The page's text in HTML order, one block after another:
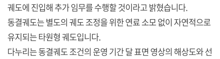
궤도에 진입해 추가 임무를 수행할 것이라고 밝혔습니다.
동결궤도는 별도의 궤도 조정을 위한 연료 소모 없이 자연적으로
유지되는 타원형 궤도입니다.
다누리는 동결궤도 조건의 운영 기간 달 표면 영상의 해상도와 선